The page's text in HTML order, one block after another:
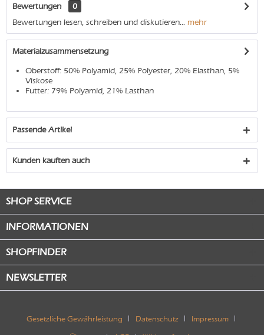
Bewertungen
0
Bewertungen lesen, schreiben und diskutieren... mehr
Materialzusammensetzung
Oberstoff: 50% Polyamid, 25% Polyester, 20% Elasthan, 5%
Viskose
Futter: 79% Polyamid, 21% Lasthan
Passende Artikel
Kunden kauften auch
SHOP SERVICE
INFORMATIONEN
SHOPFINDER
NEWSLETTER
Gesetzliche Gewährleistung Datenschutz Impressum